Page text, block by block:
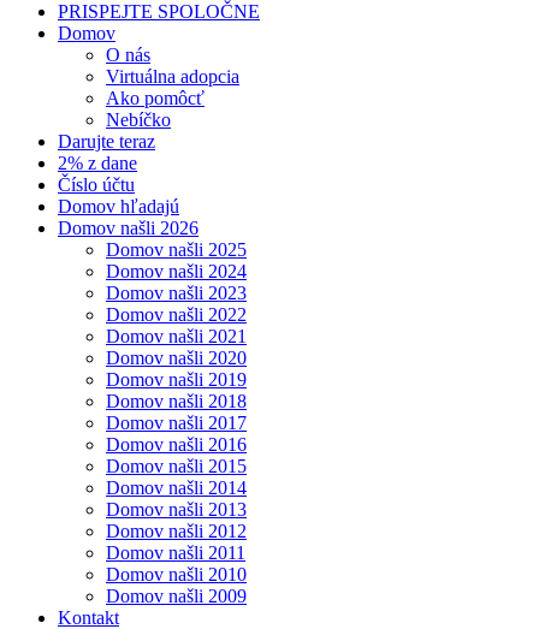
PRISPEJTE SPOLOČNE
Domov
O nás
Virtuálna adopcia
Ako pomôcť
Nebíčko
Darujte teraz
2% z dane
Číslo účtu
Domov hľadajú
Domov našli 2026
Domov našli 2025
Domov našli 2024
Domov našli 2023
Domov našli 2022
Domov našli 2021
Domov našli 2020
Domov našli 2019
Domov našli 2018
Domov našli 2017
Domov našli 2016
Domov našli 2015
Domov našli 2014
Domov našli 2013
Domov našli 2012
Domov našli 2011
Domov našli 2010
Domov našli 2009
Kontakt